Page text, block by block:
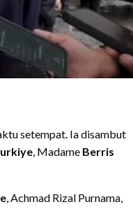
setempat. Ia disambut
, Madame Berris
, Achmad Rizal Purnama,